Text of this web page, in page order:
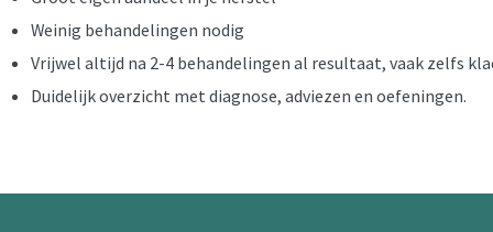
Weinig behandelingen nodig
Vrijwel altijd na 2-4 behandelingen al resultaat, vaak zelfs
Duidelijk overzicht met diagnose, adviezen en oefeningen.